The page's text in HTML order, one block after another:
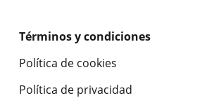
Términos y condiciones
Política de cookies
Política de privacidad